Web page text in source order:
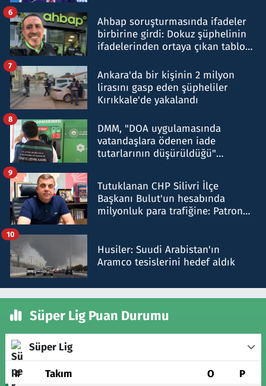
Ahbap soruşturmasında ifadeler
birbirine girdi: Dokuz şüphelinin
ifadelerinden ortaya çıkan tablo
6
Ankara'da bir kişinin 2 milyon
lirasını gasp eden şüpheliler
Kırıkkale'de yakalandı
7
DMM, "DOA uygulamasında
vatandaşlara ödenen iade
tutarlarının düşürüldüğü"
8
Tutuklanan CHP Silivri İlçe
Başkanı Bulut'un hesabında
milyonluk para trafiğine: Patron
9
Husiler: Suudi Arabistan'ın
Aramco tesislerini hedef aldık
10
Süper Lig Puan Durumu
Süper Lig
# Takım O P